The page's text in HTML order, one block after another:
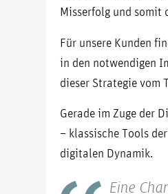
Misserfolg und somit
Für unsere Kunden
in den notwendigen
dieser Strategie vom
Gerade im Zuge der
– klassische Tools
digitalen Dynamik.
Eine